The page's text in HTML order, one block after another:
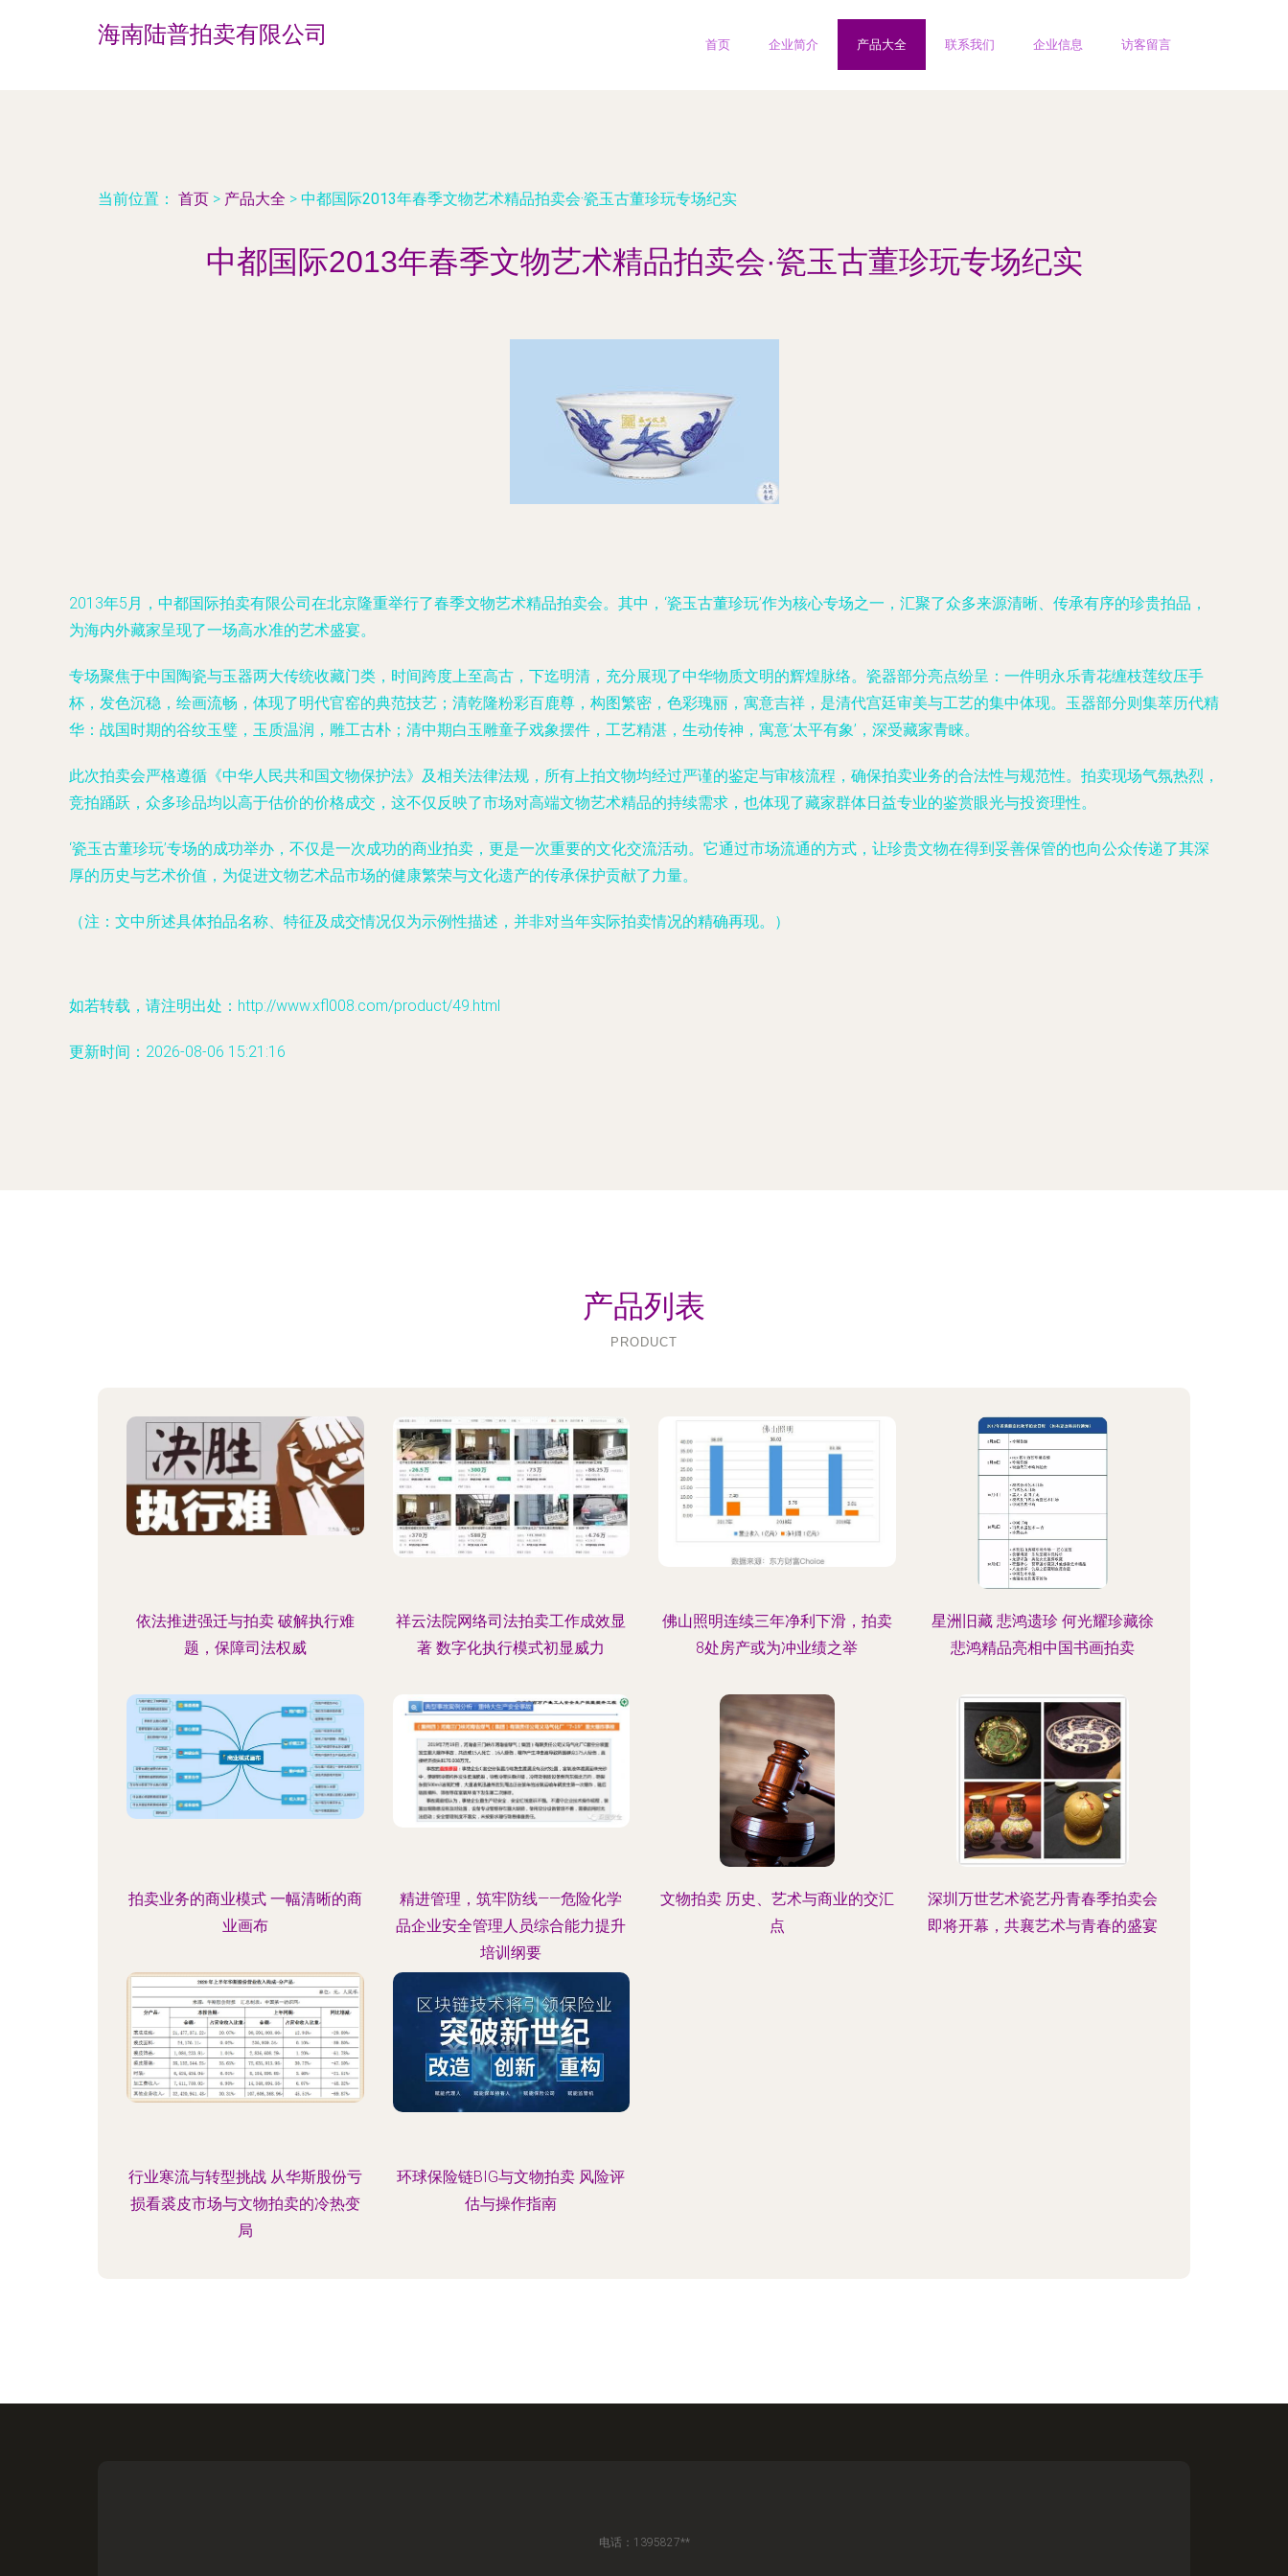
海南陆普拍卖有限公司 首页 企业简介 产品大全 联系我们 企业信息 访客留言
当前位置： 首页 > 产品大全 > 中都国际2013年春季文物艺术精品拍卖会·瓷玉古董珍玩专场纪实
中都国际2013年春季文物艺术精品拍卖会·瓷玉古董珍玩专场纪实
2013年5月，中都国际拍卖有限公司在北京隆重举行了春季文物艺术精品拍卖会。其中，‘瓷玉古董珍玩’作为核心专场之一，汇聚了众多来源清晰、传承有序的珍贵拍品，
为海内外藏家呈现了一场高水准的艺术盛宴。
专场聚焦于中国陶瓷与玉器两大传统收藏门类，时间跨度上至高古，下迄明清，充分展现了中华物质文明的辉煌脉络。瓷器部分亮点纷呈：一件明永乐青花缠枝莲纹压手
杯，发色沉稳，绘画流畅，体现了明代官窑的典范技艺；清乾隆粉彩百鹿尊，构图繁密，色彩瑰丽，寓意吉祥，是清代宫廷审美与工艺的集中体现。玉器部分则集萃历代精
华：战国时期的谷纹玉璧，玉质温润，雕工古朴；清中期白玉雕童子戏象摆件，工艺精湛，生动传神，寓意‘太平有象’，深受藏家青睐。
此次拍卖会严格遵循《中华人民共和国文物保护法》及相关法律法规，所有上拍文物均经过严谨的鉴定与审核流程，确保拍卖业务的合法性与规范性。拍卖现场气氛热烈，
竞拍踊跃，众多珍品均以高于估价的价格成交，这不仅反映了市场对高端文物艺术精品的持续需求，也体现了藏家群体日益专业的鉴赏眼光与投资理性。
‘瓷玉古董珍玩’专场的成功举办，不仅是一次成功的商业拍卖，更是一次重要的文化交流活动。它通过市场流通的方式，让珍贵文物在得到妥善保管的也向公众传递了其深
厚的历史与艺术价值，为促进文物艺术品市场的健康繁荣与文化遗产的传承保护贡献了力量。
（注：文中所述具体拍品名称、特征及成交情况仅为示例性描述，并非对当年实际拍卖情况的精确再现。）
如若转载，请注明出处：http://www.xfl008.com/product/49.html
更新时间：2026-08-06 15:21:16
产品列表
PRODUCT
依法推进强迁与拍卖 破解执行难
题，保障司法权威
祥云法院网络司法拍卖工作成效显
著 数字化执行模式初显威力
佛山照明连续三年净利下滑，拍卖
8处房产或为冲业绩之举
星洲旧藏 悲鸿遗珍 何光耀珍藏徐
悲鸿精品亮相中国书画拍卖
拍卖业务的商业模式 一幅清晰的商
业画布
精进管理，筑牢防线——危险化学
品企业安全管理人员综合能力提升
培训纲要
文物拍卖 历史、艺术与商业的交汇
点
深圳万世艺术瓷艺丹青春季拍卖会
即将开幕，共襄艺术与青春的盛宴
行业寒流与转型挑战 从华斯股份亏
损看裘皮市场与文物拍卖的冷热变
局
环球保险链BIG与文物拍卖 风险评
估与操作指南
电话：1395827**